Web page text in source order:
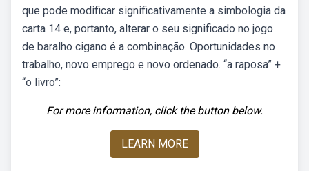
que pode modificar significativamente a simbologia da
carta 14 e, portanto, alterar o seu significado no jogo
de baralho cigano é a combinação. Oportunidades no
trabalho, novo emprego e novo ordenado. “a raposa” +
“o livro”:
For more information, click the button below.
LEARN MORE